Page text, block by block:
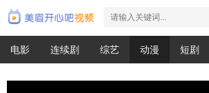
电影 连续剧 综艺 动漫 短剧